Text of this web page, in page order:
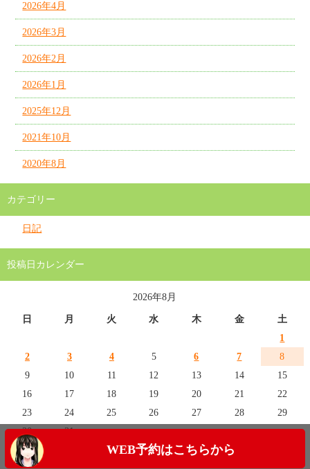
WEB予約はこちらから
2026年4月
2026年3月
2026年2月
2026年1月
2025年12月
2021年10月
2020年8月
カテゴリー
日記
投稿日カレンダー
2026年8月
日 月 火 水 木 金 土
1
2
3 4 5 6 7
8
9
10 11 12 13 14
15
16
17 18 19 20 21
22
23
24 25 26 27 28
29
30
31